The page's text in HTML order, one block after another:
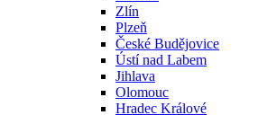
Zlín
Plzeň
České Budějovice
Ústí nad Labem
Jihlava
Olomouc
Hradec Králové